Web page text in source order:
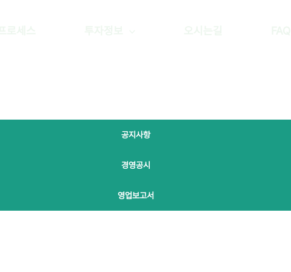
공지사항
경영공시
영업보고서